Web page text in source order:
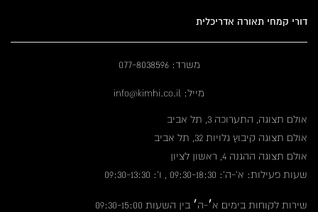
דורי קמחי תאורה אדריכלית
משרד: 077-8038596
מייל: info@kimhi.co.il
אולם תצוגה, התערוכה 3, תל אביב
אולם תצוגה קיבוץ גלויות 32, תל אביב
אולם תצוגה ההגנה 4, ראשון לציון
שעות פעילות: א'-ה': 09:30-18:30 , ו': 09:30-13:30
שירות לקוחות בימים א׳-ה׳ בין השעות 09:30-15:00